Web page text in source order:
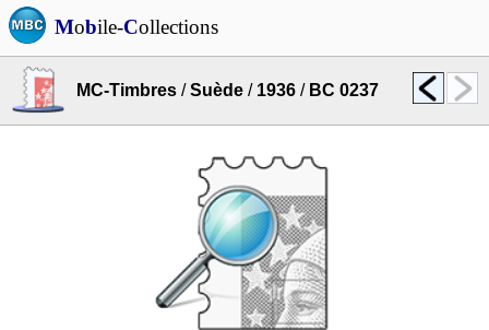
Mobile-Collections
MC-Timbres /Suède / 1936 / BC 0237